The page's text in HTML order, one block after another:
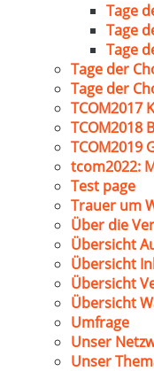
Tage
Tage
Tage
Tage der
Tage der
TCOM2017
TCOM2018
TCOM2019
tcom2022:
Test page
Trauer um
Über die
Übersicht
Übersicht
Übersicht
Übersicht
Umfrage
Unser
Unser